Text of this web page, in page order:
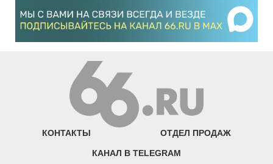
КОНТАКТЫ ОТДЕЛ ПРОДАЖ
КАНАЛ В TELEGRAM